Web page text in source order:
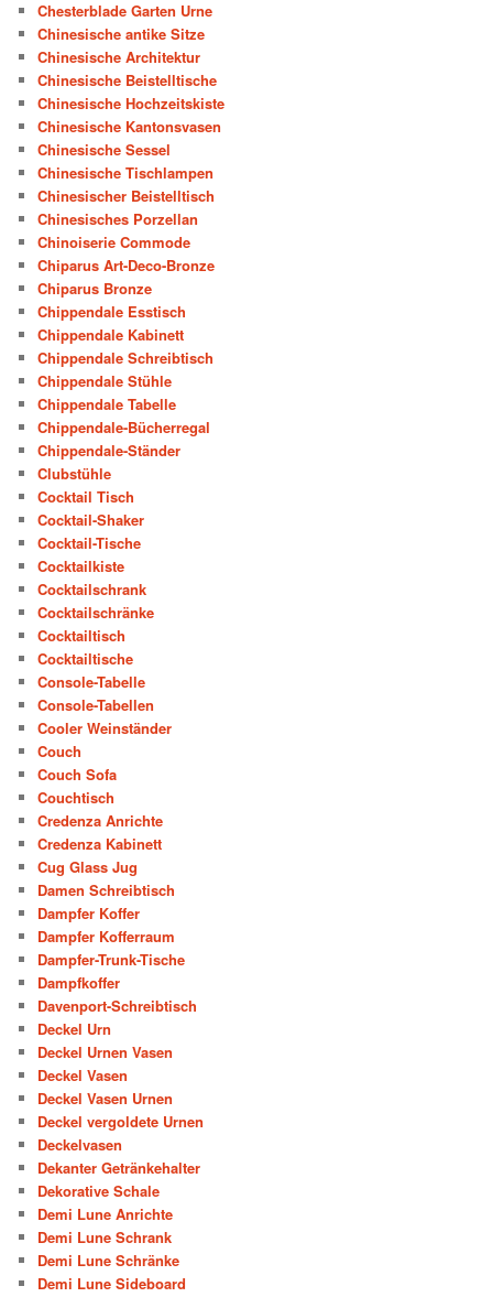
Chesterblade Garten Urne
Chinesische antike Sitze
Chinesische Architektur
Chinesische Beistelltische
Chinesische Hochzeitskiste
Chinesische Kantonsvasen
Chinesische Sessel
Chinesische Tischlampen
Chinesischer Beistelltisch
Chinesisches Porzellan
Chinoiserie Commode
Chiparus Art-Deco-Bronze
Chiparus Bronze
Chippendale Esstisch
Chippendale Kabinett
Chippendale Schreibtisch
Chippendale Stühle
Chippendale Tabelle
Chippendale-Bücherregal
Chippendale-Ständer
Clubstühle
Cocktail Tisch
Cocktail-Shaker
Cocktail-Tische
Cocktailkiste
Cocktailschrank
Cocktailschränke
Cocktailtisch
Cocktailtische
Console-Tabelle
Console-Tabellen
Cooler Weinständer
Couch
Couch Sofa
Couchtisch
Credenza Anrichte
Credenza Kabinett
Cug Glass Jug
Damen Schreibtisch
Dampfer Koffer
Dampfer Kofferraum
Dampfer-Trunk-Tische
Dampfkoffer
Davenport-Schreibtisch
Deckel Urn
Deckel Urnen Vasen
Deckel Vasen
Deckel Vasen Urnen
Deckel vergoldete Urnen
Deckelvasen
Dekanter Getränkehalter
Dekorative Schale
Demi Lune Anrichte
Demi Lune Schrank
Demi Lune Schränke
Demi Lune Sideboard